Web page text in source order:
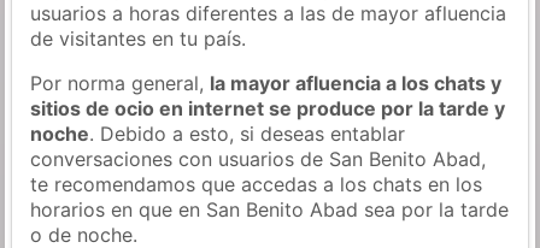
usuarios a horas diferentes a las de mayor afluencia
de visitantes en tu país.
Por norma general, la mayor afluencia a los chats y
sitios de ocio en internet se produce por la tarde y
noche. Debido a esto, si deseas entablar
conversaciones con usuarios de San Benito Abad,
te recomendamos que accedas a los chats en los
horarios en que en San Benito Abad sea por la tarde
o de noche.